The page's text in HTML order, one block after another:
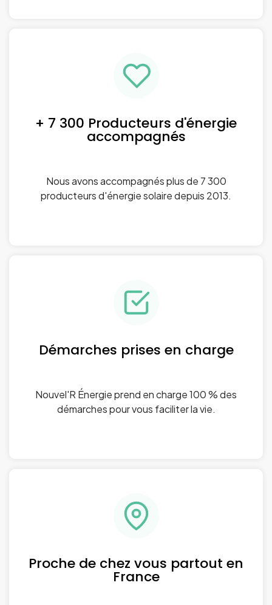
+ 7 300 Producteurs d'énergie
accompagnés
Nous avons accompagnés plus de 7 300
producteurs d'énergie solaire depuis 2013.
Démarches prises en charge
Nouvel'R Énergie prend en charge 100 % des
démarches pour vous faciliter la vie.
Proche de chez vous partout en
France